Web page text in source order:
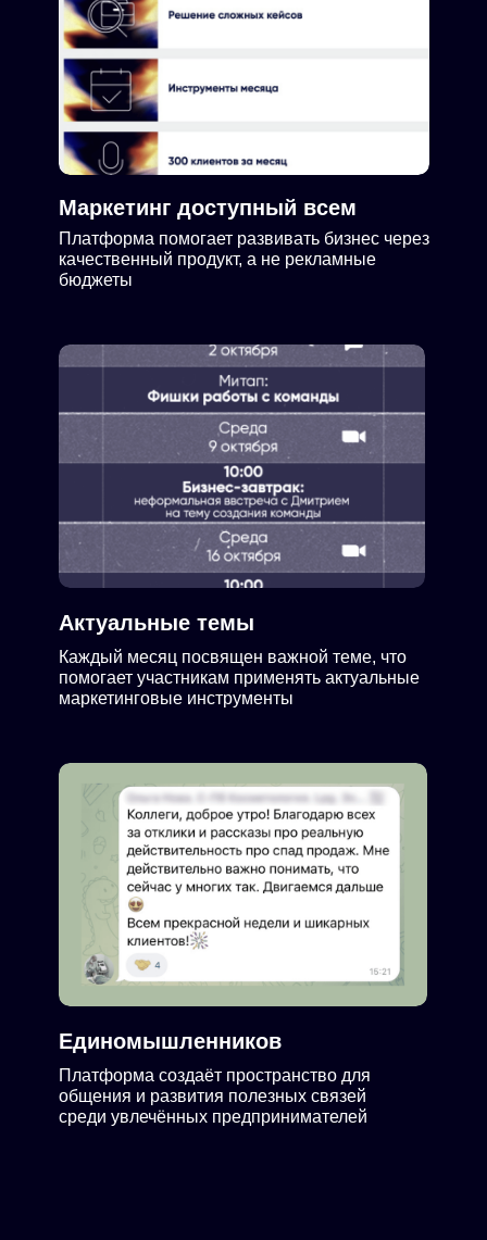
Актуальные темы
Единомышленников
Каждый месяц посвящен важной теме, что
помогает участникам применять актуальные
маркетинговые инструменты
Платформа создаёт пространство для
общения и развития полезных связей
среди увлечённых предпринимателей
Маркетинг доступный всем
Платформа помогает развивать бизнес через
качественный продукт, а не рекламные
бюджеты